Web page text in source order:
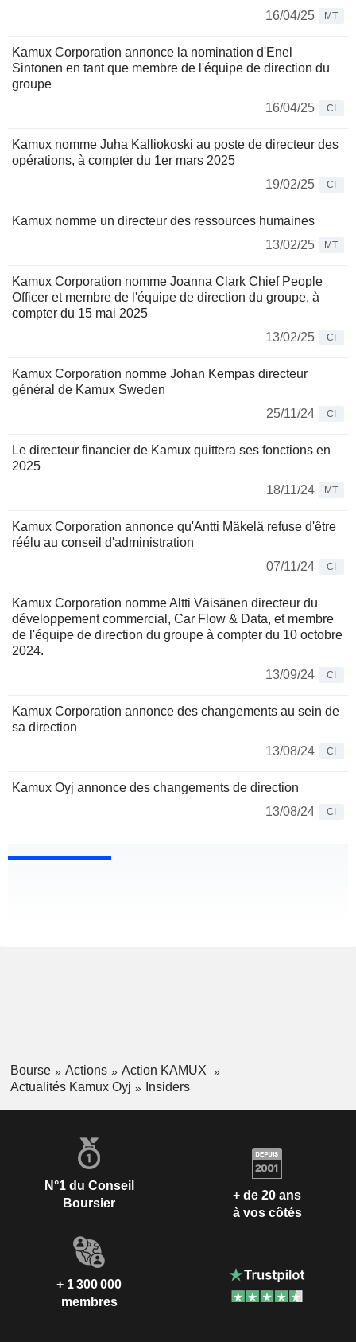
16/04/25
MT
Kamux Corporation annonce la nomination d'Enel
Sintonen en tant que membre de l'équipe de direction du
groupe
16/04/25
CI
Kamux nomme Juha Kalliokoski au poste de directeur des
opérations, à compter du 1er mars 2025
19/02/25
CI
Kamux nomme un directeur des ressources humaines
13/02/25
MT
Kamux Corporation nomme Joanna Clark Chief People
Officer et membre de l'équipe de direction du groupe, à
compter du 15 mai 2025
13/02/25
CI
Kamux Corporation nomme Johan Kempas directeur
général de Kamux Sweden
25/11/24
CI
Le directeur financier de Kamux quittera ses fonctions en
2025
18/11/24
MT
Kamux Corporation annonce qu'Antti Mäkelä refuse d'être
réélu au conseil d'administration
07/11/24
CI
Kamux Corporation nomme Altti Väisänen directeur du
développement commercial, Car Flow & Data, et membre
de l'équipe de direction du groupe à compter du 10 octobre
2024.
13/09/24
CI
Kamux Corporation annonce des changements au sein de
sa direction
13/08/24
CI
Kamux Oyj annonce des changements de direction
13/08/24
CI
Bourse Actions
Action KAMUX
Actualités Kamux Oyj
Insiders
N°1 du Conseil
Boursier
+ de 20 ans
à vos côtés
+ 1 300 000
membres